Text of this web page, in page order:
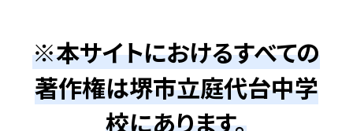
※本サイトにおけるすべての
著作権は堺市立庭代台中学
校にあります。